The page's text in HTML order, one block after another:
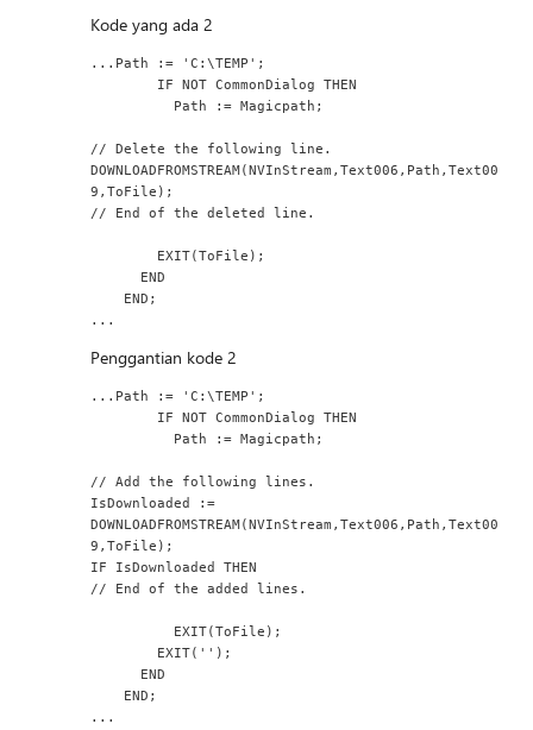
Kode yang ada 2
...Path := 'C:\TEMP';
        IF NOT CommonDialog THEN
          Path := Magicpath;
// Delete the following line.
DOWNLOADFROMSTREAM(NVInStream,Text006,Path,Text00
9,ToFile);
// End of the deleted line.
        EXIT(ToFile);
      END
    END;
...
Penggantian kode 2
...Path := 'C:\TEMP';
        IF NOT CommonDialog THEN
          Path := Magicpath;
// Add the following lines.
IsDownloaded :=
DOWNLOADFROMSTREAM(NVInStream,Text006,Path,Text00
9,ToFile);
IF IsDownloaded THEN
// End of the added lines.
          EXIT(ToFile);
        EXIT('');
      END
    END;
...